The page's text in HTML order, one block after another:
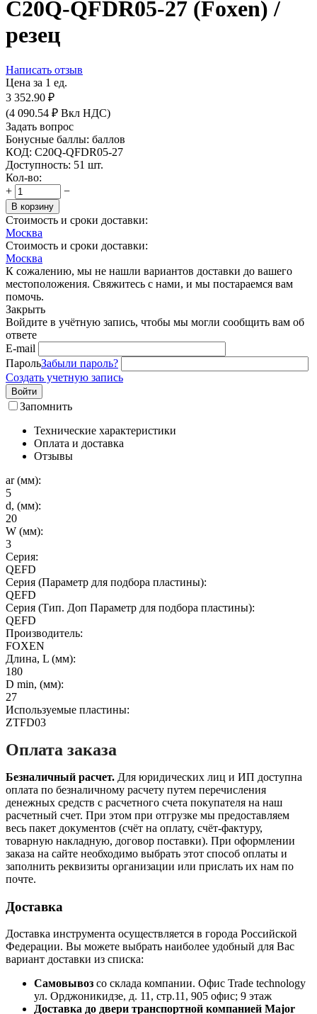
C20Q-QFDR05-27 (Foxen) /
резец
Написать отзыв
Цена за 1 ед.
3 352.90 ₽
(4 090.54 ₽ Вкл НДС)
Задать вопрос
Бонусные баллы: баллов
КОД: C20Q-QFDR05-27
Доступность: 51 шт.
Кол-во:
+
−
В корзину
Стоимость и сроки доставки:
Москва
Стоимость и сроки доставки:
Москва
К сожалению, мы не нашли вариантов доставки до вашего
местоположения. Свяжитесь с нами, и мы постараемся вам
помочь.
Закрыть
Войдите в учётную запись, чтобы мы могли сообщить вам об
ответе
E-mail
ПарольЗабыли пароль?
Создать учетную запись
Войти
Запомнить
Технические характеристики
Оплата и доставка
Отзывы
ar (мм):
5
d, (мм):
20
W (мм):
3
Серия:
QEFD
Серия (Параметр для подбора пластины):
QEFD
Серия (Тип. Доп Параметр для подбора пластины):
QEFD
Производитель:
FOXEN
Длина, L (мм):
180
D min, (мм):
27
Используемые пластины:
ZTFD03
Оплата заказа
Безналичный расчет. Для юридических лиц и ИП доступна
оплата по безналичному расчету путем перечисления
денежных средств с расчетного счета покупателя на наш
расчетный счет. При этом при отгрузке мы предоставляем
весь пакет документов (счёт на оплату, счёт-фактуру,
товарную накладную, договор поставки). При оформлении
заказа на сайте необходимо выбрать этот способ оплаты и
заполнить реквизиты организации или прислать их нам по
почте.
Доставка
Доставка инструмента осуществляется в города Российской
Федерации. Вы можете выбрать наиболее удобный для Вас
вариант доставки из списка:
Самовывоз со склада компании. Офис Trade technology
ул. Орджоникидзе, д. 11, стр.11, 905 офис; 9 этаж
Доставка до двери транспортной компанией Major